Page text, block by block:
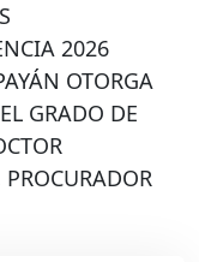
2026
OTORGA
GRADO DE
PROCURADOR